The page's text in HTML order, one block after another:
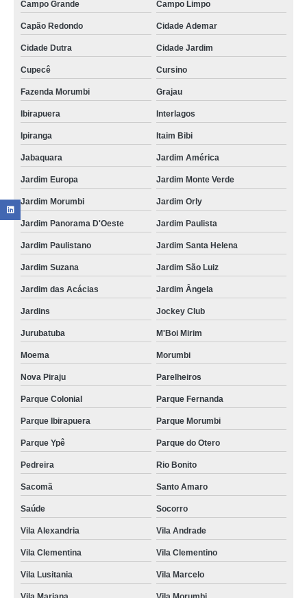
Campo Grande Campo Limpo
Capão Redondo Cidade Ademar
Cidade Dutra Cidade Jardim
Cupecê Cursino
Fazenda Morumbi Grajau
Ibirapuera Interlagos
Ipiranga Itaim Bibi
Jabaquara Jardim América
Jardim Europa Jardim Monte Verde
Jardim Morumbi Jardim Orly
Jardim Panorama D'Oeste Jardim Paulista
Jardim Paulistano Jardim Santa Helena
Jardim Suzana Jardim São Luiz
Jardim das Acácias Jardim Ângela
Jardins Jockey Club
Jurubatuba M'Boi Mirim
Moema Morumbi
Nova Piraju Parelheiros
Parque Colonial Parque Fernanda
Parque Ibirapuera Parque Morumbi
Parque Ypê Parque do Otero
Pedreira Rio Bonito
Sacomã Santo Amaro
Saúde Socorro
Vila Alexandria Vila Andrade
Vila Clementina Vila Clementino
Vila Lusitania Vila Marcelo